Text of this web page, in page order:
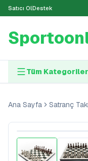
Satıcı OlDestek
Tüm Kategoriler
Ana Sayfa Satranç
%23 İndirim